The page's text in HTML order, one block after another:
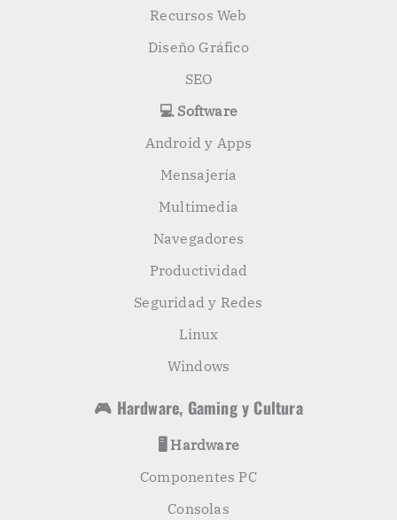
Recursos Web
Diseño Gráfico
SEO
💻 Software
Android y Apps
Mensajería
Multimedia
Navegadores
Productividad
Seguridad y Redes
Linux
Windows
🎮 Hardware, Gaming y Cultura
🖥️ Hardware
Componentes PC
Consolas